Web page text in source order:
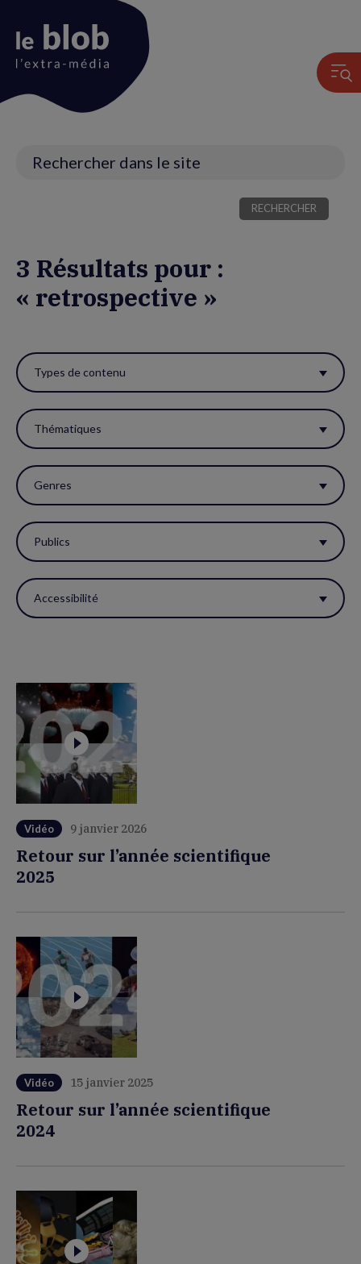
3 Résultats pour :
« retrospective »
ces
filtres
pour
réactualiser
la
page.
Types de contenu
Thématiques
Genres
Publics
Accessibilité
Vidéo 9 janvier 2026
Retour sur l’année scientifique
2025
Vidéo 15 janvier 2025
Retour sur l’année scientifique
2024